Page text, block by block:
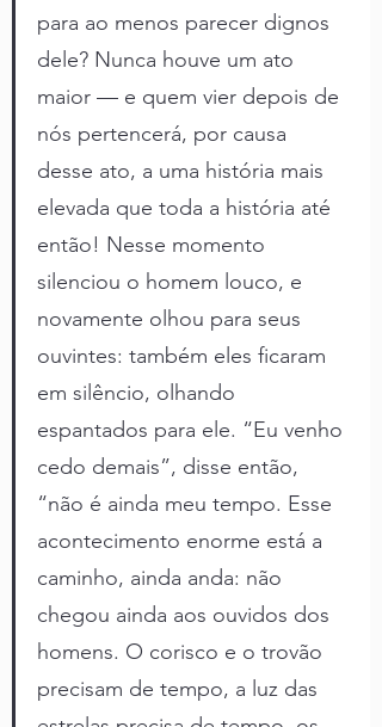
para ao menos parecer dignos
dele? Nunca houve um ato
maior — e quem vier depois de
nós pertencerá, por causa
desse ato, a uma história mais
elevada que toda a história até
então! Nesse momento
silenciou o homem louco, e
novamente olhou para seus
ouvintes: também eles ficaram
em silêncio, olhando
espantados para ele. “Eu venho
cedo demais”, disse então,
“não é ainda meu tempo. Esse
acontecimento enorme está a
caminho, ainda anda: não
chegou ainda aos ouvidos dos
homens. O corisco e o trovão
precisam de tempo, a luz das